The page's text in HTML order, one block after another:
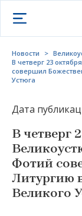
Открыть меню
Новости >
В четверг 23
совершил
Устюга
Дата
В четверг
Фотий
Литургию
Великого